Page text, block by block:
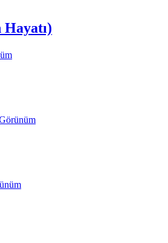
Hayatı)